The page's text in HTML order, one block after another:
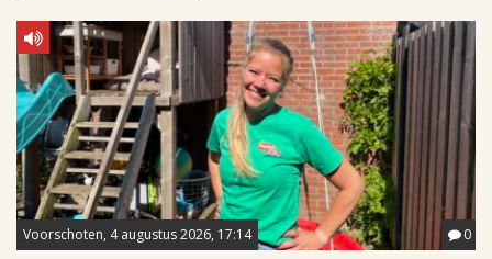
Voorschoten, 4 augustus 2026, 17:14 0